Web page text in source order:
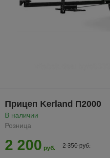
Прицеп Kerland П2000
В наличии
Розница
2 200 руб. 2 350 руб.